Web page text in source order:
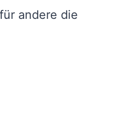
andere die